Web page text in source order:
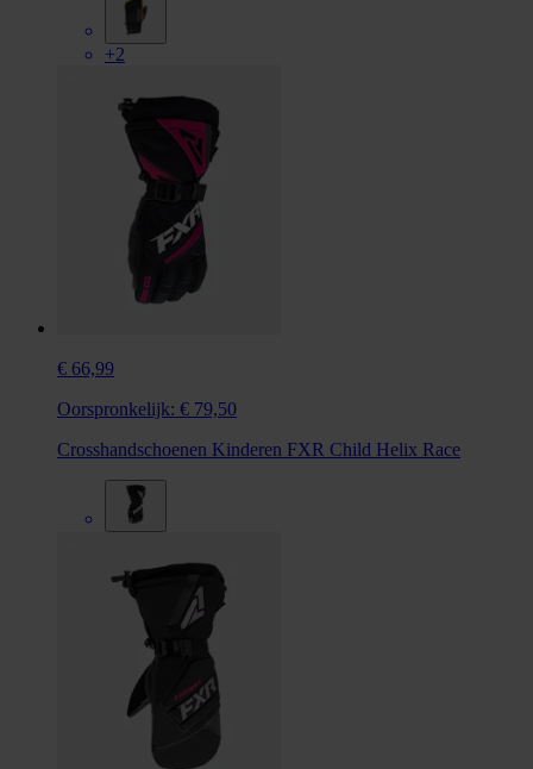
+2
€ 66,99
Oorspronkelijk: € 79,50
Crosshandschoenen Kinderen FXR Child Helix Race